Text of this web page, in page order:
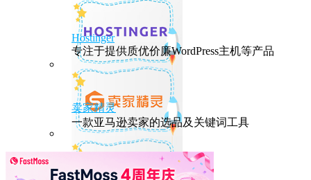
Hostinger
专注于提供质优价廉WordPress主机等产品
卖家精灵
一款亚马逊卖家的选品及关键词工具